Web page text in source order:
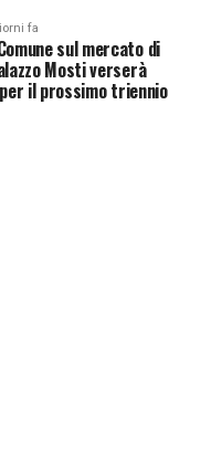
fa
sul mercato di
Mosti verserà
il prossimo triennio